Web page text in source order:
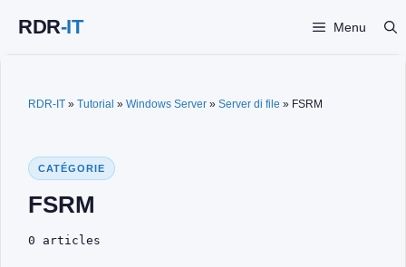
Menu
RDR-IT » Tutorial » Windows Server » Server di file » FSRM
CATÉGORIE
FSRM
0 articles